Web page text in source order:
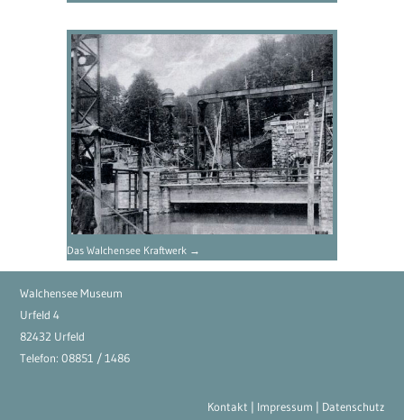
Das Walchensee Kraftwerk →
Walchensee Museum
Urfeld 4
82432 Urfeld
Telefon: 08851 / 1486
Kontakt | Impressum | Datenschutz